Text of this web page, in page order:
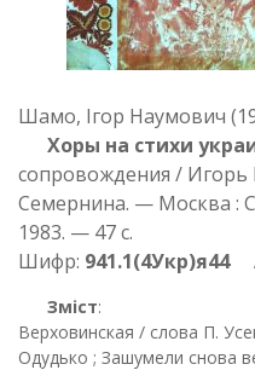
Шамо, Ігор Наумович
Хоры на стихи
сопровождения /
Семернина. — Москва :
1983. — 47 с.
Шифр: 941.1(4Укр)я44
Зміст:
Верховинская / слова П.
Одудько ; Зашумели снова